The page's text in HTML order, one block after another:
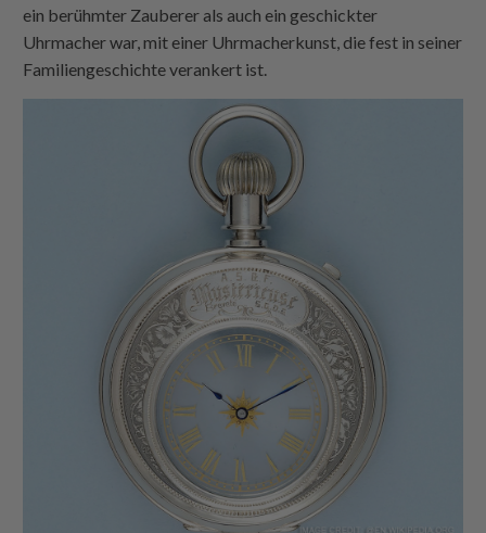
ein berühmter Zauberer als auch ein geschickter
Uhrmacher war, mit einer Uhrmacherkunst, die fest in seiner
Familiengeschichte verankert ist.